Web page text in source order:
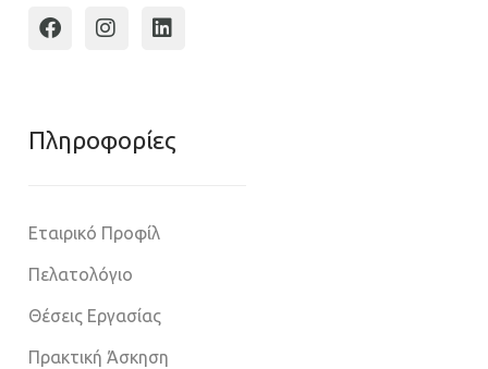
Πληροφoρίες
Εταιρικό Προφίλ
Πελατολόγιο
Θέσεις Εργασίας
Πρακτική Άσκηση